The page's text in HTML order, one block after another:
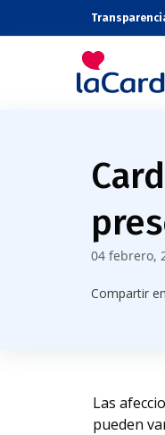
04 febrero,
Compartir en
Las
pueden